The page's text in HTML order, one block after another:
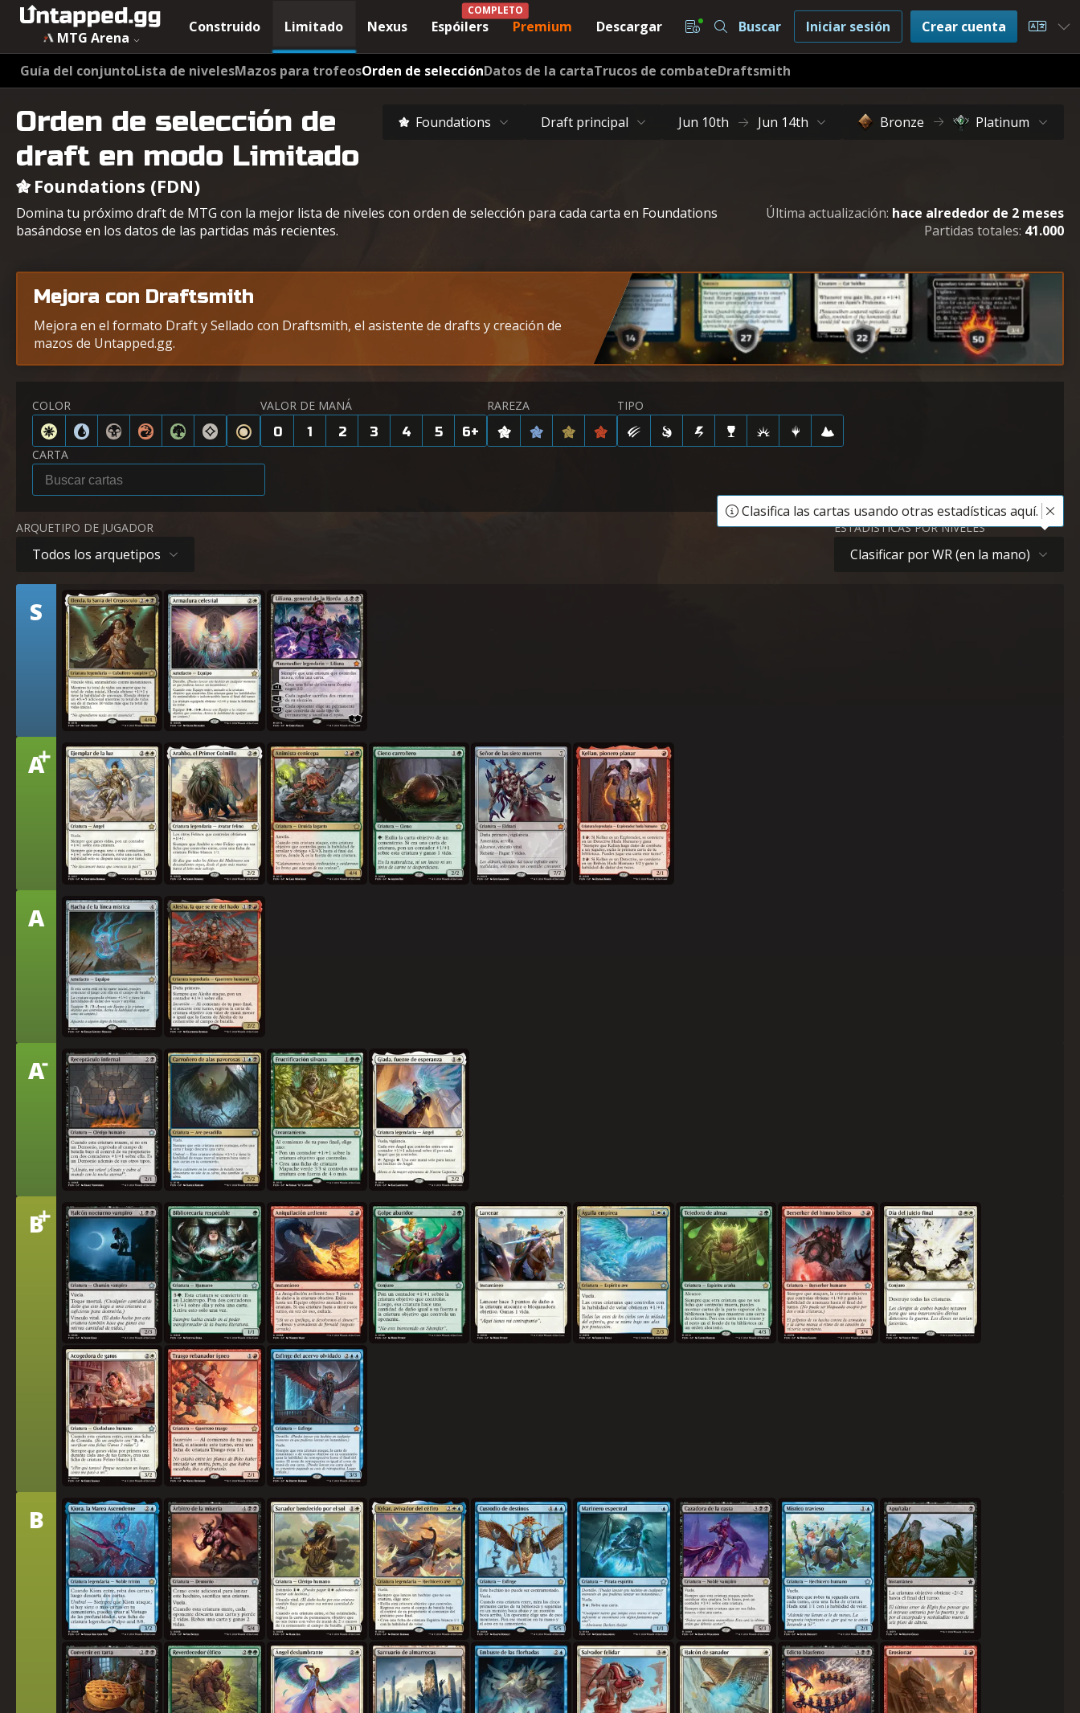
MTG Arena
Construido Limitado Nexus Espóilers
COMPLETO
Premium Descargar Buscar Iniciar sesión Crear cuenta
Guía del conjuntoLista de nivelesMazos para trofeosOrden de selecciónDatos de la cartaTrucos de combateDraftsmith
Orden de selección de
draft en modo Limitado
Foundations Draft principal Jun 10th Jun 14th Bronze Platinum
Foundations (FDN)
Domina tu próximo draft de MTG con la mejor lista de niveles con orden de selección para cada carta en Foundations
basándose en los datos de las partidas más recientes.
Última actualización: hace alrededor de 2 meses
Partidas totales: 41.000
Mejora con Draftsmith
Mejora en el formato Draft y Sellado con Draftsmith, el asistente de drafts y creación de
mazos de Untapped.gg.
COLOR
VALOR DE MANÁ
0
1 2 3 4 5 6+
RAREZA TIPO
CARTA
ARQUETIPO DE JUGADOR
Todos los arquetipos
ESTADÍSTICAS POR NIVELES
Clasificar por WR (en la mano)
Clasifica las cartas usando otras estadísticas aquí.
Nivel
S Elenda, la Santa del CrepúsculoArmadura celestial Liliana, general de la Horda
Nivel
A+ Ejemplar de la luz Arahbo, el Primer Colmillo Animista cenicepa Cieno carroñero Señor de las siete muertes Kellan, pionero planar
Nivel
A Hacha de la línea mística Alesha, la que se ríe del hado
Nivel
A- Receptáculo infernal Carroñero de alas pavorosas Fructificación silvana Giada, fuente de esperanza
Nivel
B+ Halcón nocturno vampiro Bibliotecaria respetable Aniquilación ardiente Golpe abatidor Lancear Águila empírea Tejedora de almas Berserker del himno bélico Día del juicio final
Acogedora de gatos Trasgo rebanador ígneo Esfinge del acervo olvidado
Nivel
B Kiora, la Marea Ascendente Árbitro de la miseria Sanador bendecido por el sol Kykar, avivador del céfiro Custodio de destinos Marinero espectral Cazadora de la casta Místico travieso Apuñalar
Convertir en tarta Reverdecedor élfico Ángel deslumbrante Santuario de almarrocas Embuste de las florhadas Salvador felidar Halcón de sanador Edicto blasfemo Erosionar